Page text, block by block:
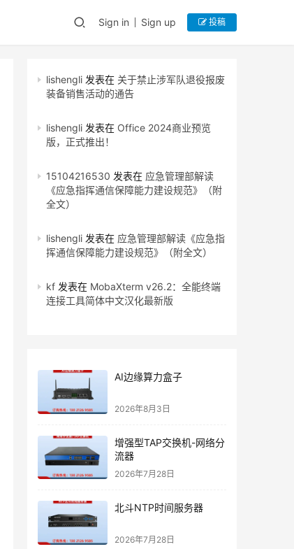
Sign in Sign up 投稿
lishengli 发表在 关于禁止涉军队退役报废
装备销售活动的通告
lishengli 发表在 Office 2024商业预览
版，正式推出！
15104216530 发表在 应急管理部解读
《应急指挥通信保障能力建设规范》（附
全文）
lishengli 发表在 应急管理部解读《应急指
挥通信保障能力建设规范》（附全文）
kf 发表在 MobaXterm v26.2：全能终端
连接工具简体中文汉化最新版
AI边缘算力盒子
2026年8月3日
增强型TAP交换机-网络分
流器
2026年7月28日
北斗NTP时间服务器
2026年7月28日